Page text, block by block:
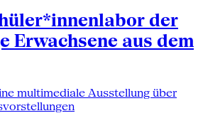
der
Erwachsene aus dem
multimediale Ausstellung über